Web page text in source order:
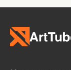
Дискуссия
Пост-
Пресс-